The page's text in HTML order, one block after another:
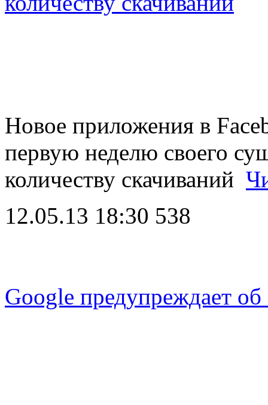
Новое приложения в
первую неделю своего
количеству скачиваний
12.05.13 18:30 538
Google предупреждает